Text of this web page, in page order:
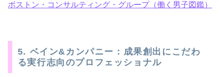
ボストン・コンサルティング・グループ（働く男子図鑑）
5. ベイン&カンパニー：成果創出にこだわ
る実行志向のプロフェッショナル